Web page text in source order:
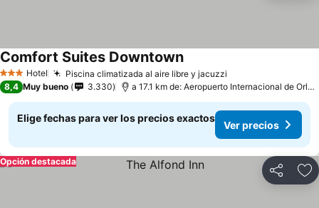
3 Estrellas
Hotel Piscina climatizada al aire libre y jacuzzi
Comfort Suites Downtown
8,4 Muy bueno 3.330 a 17.1 km de: Aeropuerto Internacional de Orlando
Elige fechas para ver los precios exactos
Ver precios
Compartir
Opción destacada